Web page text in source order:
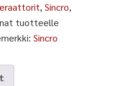
,Sincro,
tuotteelle
Sincro